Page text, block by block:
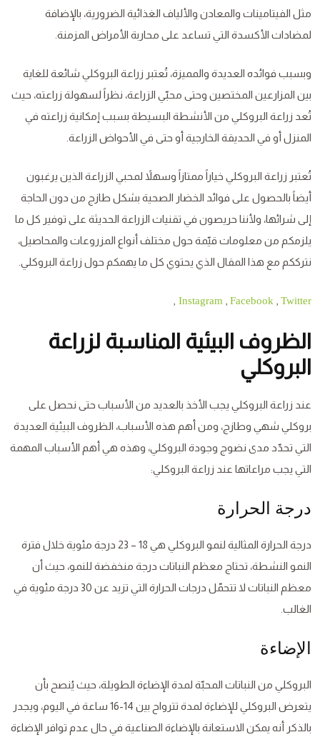
مثل الفيتامينات والمعادن والألياف الغذائية الضرورية، بالإضافة
لمضادات الأكسدة التي تساعد على محاربة الأمراض المزمنة.
وبسبب فوائده العديدة والمميزة، تُعتبر زراعة البروكلي شائعة للغاية
بين المزارعين المختصين وحتى محبّي الزراعة، نظراً لسهولة زراعته، حيث
تُعد زراعة البروكلي من الأنشطة البسيطة بسبب إمكانية زراعته في
المنزل أو في الحديقة الخارجية أو حتى في الأحواض الزراعة.
تُعتبر زراعة البروكلي خياراً ممتازاً وسهلاً لمحبي الزراعة الذين يرغبون
أيضاً بالحصول على فوائد الخضار الصحية بشكل طازج من دون الحاجة
إلى شرائها، ولأننا حريصون في تقنيات الزراعة الحديثة على توفير كل ما
يلزمكم من معلومات قيّمة حول مختلف أنواع المزروعات والمحاصيل،
نترككم مع هذا المقال الذي يحتوي كل ما يهمكم حول زراعة البروكلي.
Instagram Facebook Twitter
الظروف البيئية المناسبة لزراعة
البروكلي
عند زراعة البروكلي يجب الأخذ بالعديد من الأسباب حتى نحصل على
بروكلي شهي وطازج، ومن أهم هذه الأسباب، الظروف البيئية العديدة
التي تحدّد مدى نضوج وجودة البروكلي، وهذه هي أهم الأسباب المهمة
التي يجب مراعاتها عند زراعة البروكلي:
درجة الحرارة
درجة الحرارة المثالية لنمو البروكلي هي 18 – 23 درجة مئوية خلال فترة
النمو النشطة، تحتاج معظم النباتات درجة منخفضة للنمو، حيث أن
معظم النباتات لا تتحمّل درجات الحرارة التي تزيد عن 30 درجة مئوية في
الغالب.
الإضاءة
البروكلي من النباتات المحبّة لمدة الإضاءة الطويلة، حيث يُنصح بأن
يتعرض البروكلي للإضاءة لمدة تترواح بين 14-16 ساعة في اليوم، ويجدر
بالذكر أنه يمكن الاستعانة بالإضاءة الصناعية في حال عدم توافر الإضاءة